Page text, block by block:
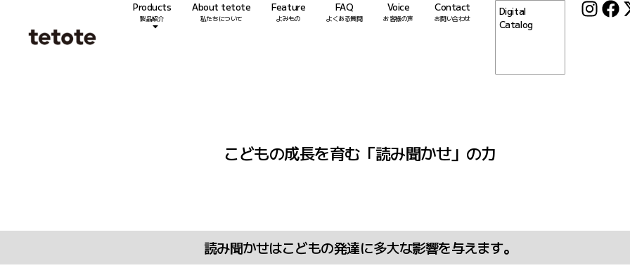
Products
製品紹介
About tetote
私たちについて
Feature
よみもの
FAQ
よくある質問
Voice
お客様の声
Contact
お問い合わせ
Digital
Catalog
こどもの成長を育む「読み聞かせ」の力
読み聞かせはこどもの発達に多大な影響を与えます。